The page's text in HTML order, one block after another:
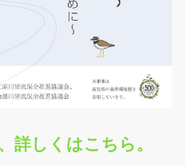
詳しくはこちら。